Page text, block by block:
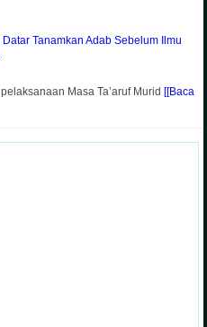
Tanamkan Adab Sebelum Ilmu
Masa Ta’aruf Murid[[Baca